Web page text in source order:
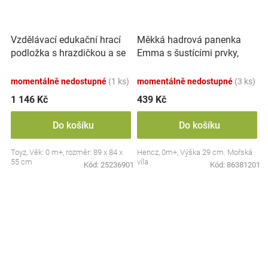
Vzdělávací edukační hrací
podložka s hrazdičkou a se
momentálně nedostupné (1 ks)
1 146 Kč
Do košíku
Toyz, Věk: 0 m+, rozměr: 89 x 84 x
55 cm
Kód: 25236901
Měkká hadrová panenka
Emma s šustícími prvky,
momentálně nedostupné (3 ks)
439 Kč
Do košíku
Hencz, 0m+, Výška 29 cm. Mořská
víla
Kód: 86381201